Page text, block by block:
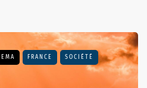
FRANCE SOCIÉTÉ